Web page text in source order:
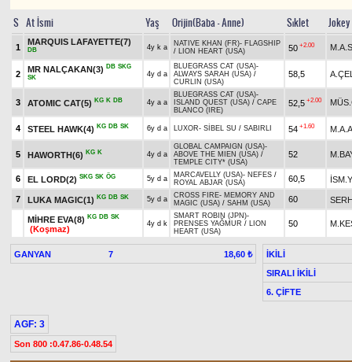
S At İsmi Yaş Orijin(Baba - Anne) Sıklet Jokey
1
MARQUIS LAFAYETTE(7)
DB 4y k a NATIVE KHAN (FR)- FLAGSHIP
/ LION HEART (USA) 50 +2.00
2
MR NALÇAKAN(3) DB SKG
SK
4y d a
BLUEGRASS CAT (USA)-
ALWAYS SARAH (USA) /
CURLIN (USA)
58,5
3 ATOMIC CAT(5) KG K DB 4y a a
BLUEGRASS CAT (USA)-
ISLAND QUEST (USA) / CAPE
BLANCO (IRE)
52,5 +2.00
4 STEEL HAWK(4) KG DB SK 6y d a LUXOR- SİBEL SU / SABIRLI 54 +1.60
5 HAWORTH(6) KG K 4y d a
GLOBAL CAMPAIGN (USA)-
ABOVE THE MIEN (USA) /
TEMPLE CITY* (USA)
52
6 EL LORD(2) SKG SK ÖG 5y d a MARCAVELLY (USA)- NEFES /
ROYAL ABJAR (USA)
60,5
7 LUKA MAGIC(1) KG DB SK 5y d a CROSS FIRE- MEMORY AND
MAGIC (USA) / SAHM (USA) 60
MİHRE EVA(8) KG DB SK
(Koşmaz)
4y d k
SMART ROBIN (JPN)-
PRENSES YAĞMUR / LION
HEART (USA)
50
GANYAN 7 18,60 ₺
İKİLİ
SIRALI İKİLİ
6. ÇİFTE
AGF: 3
Son 800 :0.47.86-0.48.54